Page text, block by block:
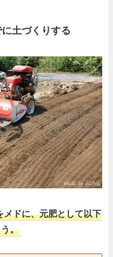
土づくりする
メドに、元肥として以下
。